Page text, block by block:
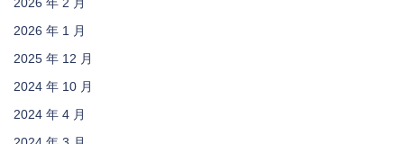
2026 年 2 月
2026 年 1 月
2025 年 12 月
2024 年 10 月
2024 年 4 月